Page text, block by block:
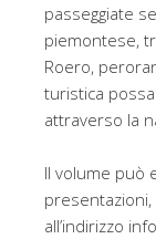
passeggiate
piemontese,
Roero,
turistica
attraverso la
Il volume può
all’indirizzo